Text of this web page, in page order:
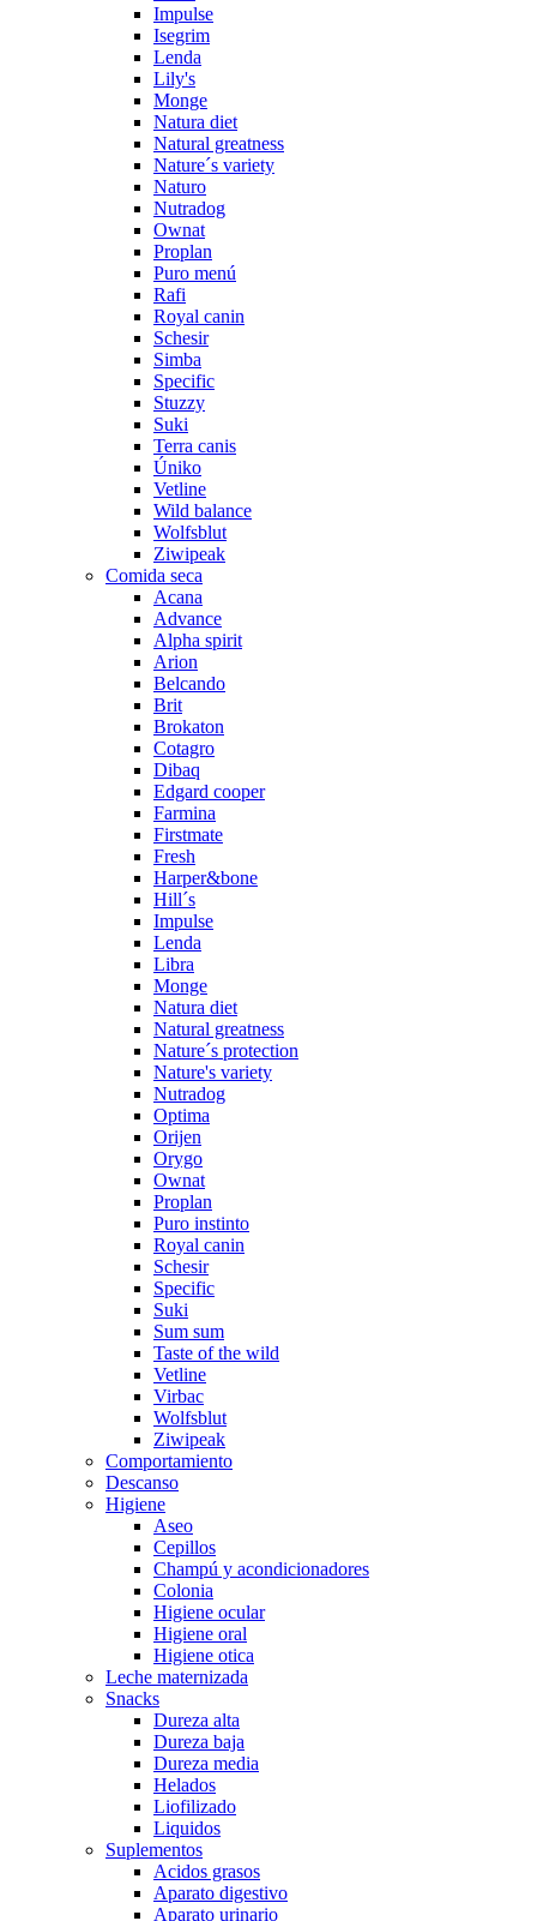
Impulse
Isegrim
Lenda
Lily's
Monge
Natura diet
Natural greatness
Nature´s variety
Naturo
Nutradog
Ownat
Proplan
Puro menú
Rafi
Royal canin
Schesir
Simba
Specific
Stuzzy
Suki
Terra canis
Úniko
Vetline
Wild balance
Wolfsblut
Ziwipeak
Comida seca
Acana
Advance
Alpha spirit
Arion
Belcando
Brit
Brokaton
Cotagro
Dibaq
Edgard cooper
Farmina
Firstmate
Fresh
Harper&bone
Hill´s
Impulse
Lenda
Libra
Monge
Natura diet
Natural greatness
Nature´s protection
Nature's variety
Nutradog
Optima
Orijen
Orygo
Ownat
Proplan
Puro instinto
Royal canin
Schesir
Specific
Suki
Sum sum
Taste of the wild
Vetline
Virbac
Wolfsblut
Ziwipeak
Comportamiento
Descanso
Higiene
Aseo
Cepillos
Champú y acondicionadores
Colonia
Higiene ocular
Higiene oral
Higiene otica
Leche maternizada
Snacks
Dureza alta
Dureza baja
Dureza media
Helados
Liofilizado
Liquidos
Suplementos
Acidos grasos
Aparato digestivo
Aparato urinario